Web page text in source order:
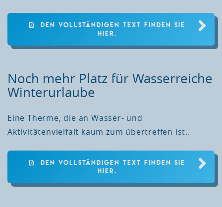
DEN VOLLSTÄNDIGEN TEXT FINDEN SIE
HIER.
Noch mehr Platz für Wasserreiche
Winterurlaube
Eine Therme, die an Wasser- und
Aktivitätenvielfalt kaum zum übertreffen ist..
DEN VOLLSTÄNDIGEN TEXT FINDEN SIE
HIER.